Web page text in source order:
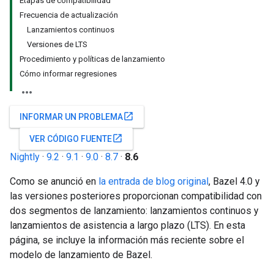
Frecuencia de actualización
Lanzamientos continuos
Versiones de LTS
Procedimiento y políticas de lanzamiento
Cómo informar regresiones
INFORMAR UN PROBLEMAopen_in_new
VER CÓDIGO FUENTEopen_in_new
Nightly · 9.2 · 9.1 · 9.0 · 8.7 · 8.6
Como se anunció en la entrada de blog original, Bazel 4.0 y
las versiones posteriores proporcionan compatibilidad con
dos segmentos de lanzamiento: lanzamientos continuos y
lanzamientos de asistencia a largo plazo (LTS). En esta
página, se incluye la información más reciente sobre el
modelo de lanzamiento de Bazel.